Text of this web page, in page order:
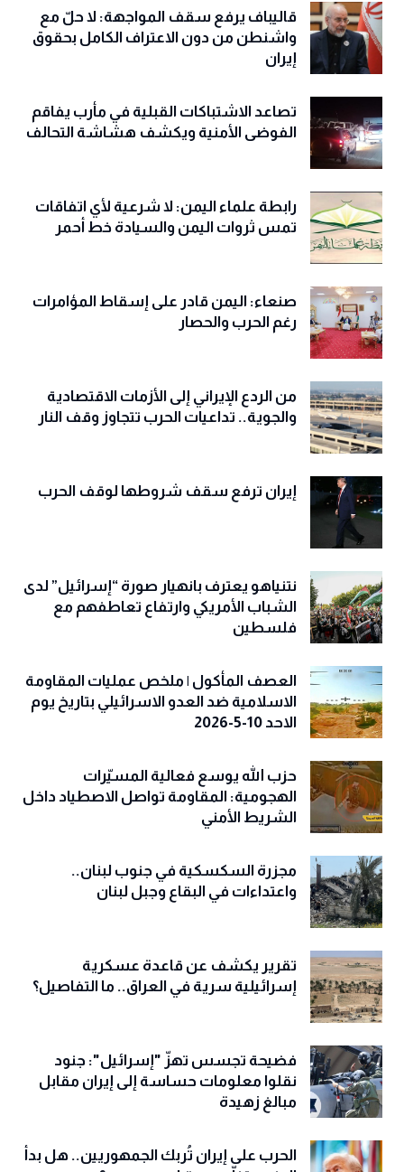
قاليباف يرفع سقف المواجهة: لا حلّ مع
واشنطن من دون الاعتراف الكامل بحقوق
إيران
تصاعد الاشتباكات القبلية في مأرب يفاقم
الفوضى الأمنية ويكشف هشاشة التحالف
رابطة علماء اليمن: لا شرعية لأي اتفاقات
تمس ثروات اليمن والسيادة خط أحمر
صنعاء: اليمن قادر على إسقاط المؤامرات
رغم الحرب والحصار
من الردع الإيراني إلى الأزمات الاقتصادية
والجوية.. تداعيات الحرب تتجاوز وقف النار
إيران ترفع سقف شروطها لوقف الحرب
نتنياهو يعترف بانهيار صورة “إسرائيل” لدى
الشباب الأمريكي وارتفاع تعاطفهم مع
فلسطين
العصف المأكول | ملخص عمليات المقاومة
الاسلامية ضد العدو الاسرائيلي بتاريخ يوم
الاحد 10-5-2026
حزب الله يوسع فعالية المسيّرات
الهجومية: المقاومة تواصل الاصطياد داخل
الشريط الأمني
مجزرة السكسكية في جنوب لبنان..
واعتداءات في البقاع وجبل لبنان
تقرير يكشف عن قاعدة عسكرية
إسرائيلية سرية في العراق.. ما التفاصيل؟
فضيحة تجسس تهزّ "إسرائيل": جنود
نقلوا معلومات حساسة إلى إيران مقابل
مبالغ زهيدة
الحرب على إيران تُربك الجمهوريين.. هل بدأ